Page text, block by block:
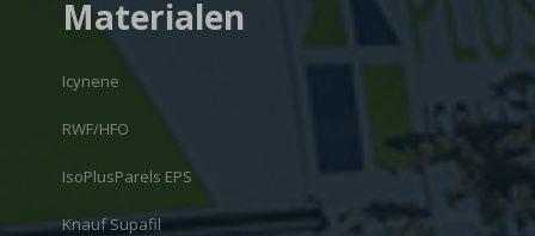
Materialen
Icynene
RWF/HFO
IsoPlusParels EPS
Knauf Supafil